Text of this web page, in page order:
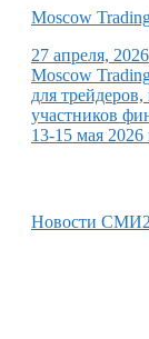
Moscow
27 апреля, 2026
Moscow
для
участников
13-15 мая
Новости СМИ2